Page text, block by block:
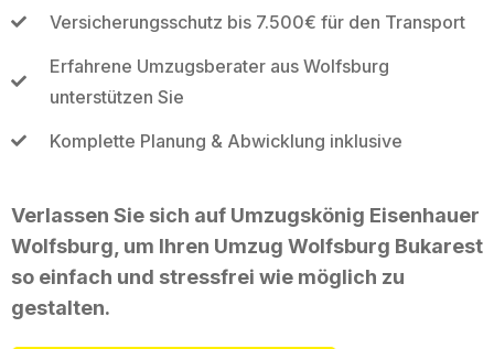
Versicherungsschutz bis 7.500€ für den Transport
Erfahrene Umzugsberater aus Wolfsburg
unterstützen Sie
Komplette Planung & Abwicklung inklusive
Verlassen Sie sich auf Umzugskönig Eisenhauer
Wolfsburg, um Ihren Umzug Wolfsburg Bukarest
so einfach und stressfrei wie möglich zu
gestalten.